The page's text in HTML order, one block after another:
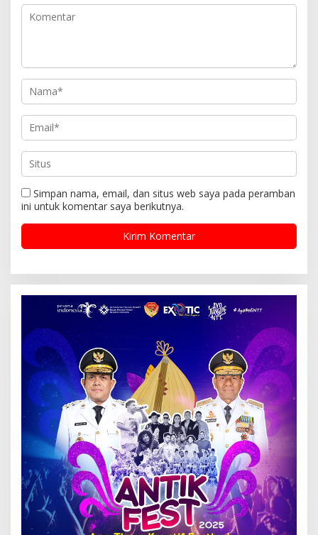
Simpan nama, email, dan situs web saya pada peramban
ini untuk komentar saya berikutnya.